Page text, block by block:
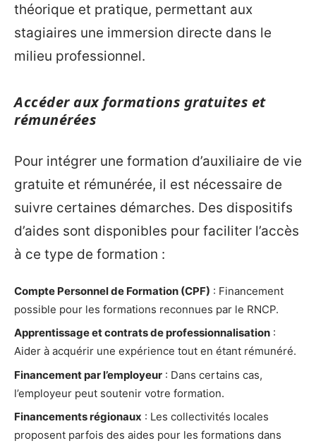
théorique et pratique, permettant aux
stagiaires une immersion directe dans le
milieu professionnel.
Accéder aux formations gratuites et
rémunérées
Pour intégrer une formation d’auxiliaire de vie
gratuite et rémunérée, il est nécessaire de
suivre certaines démarches. Des dispositifs
d’aides sont disponibles pour faciliter l’accès
à ce type de formation :
Compte Personnel de Formation (CPF) : Financement
possible pour les formations reconnues par le RNCP.
Apprentissage et contrats de professionnalisation :
Aider à acquérir une expérience tout en étant rémunéré.
Financement par l’employeur : Dans certains cas,
l’employeur peut soutenir votre formation.
Financements régionaux : Les collectivités locales
proposent parfois des aides pour les formations dans